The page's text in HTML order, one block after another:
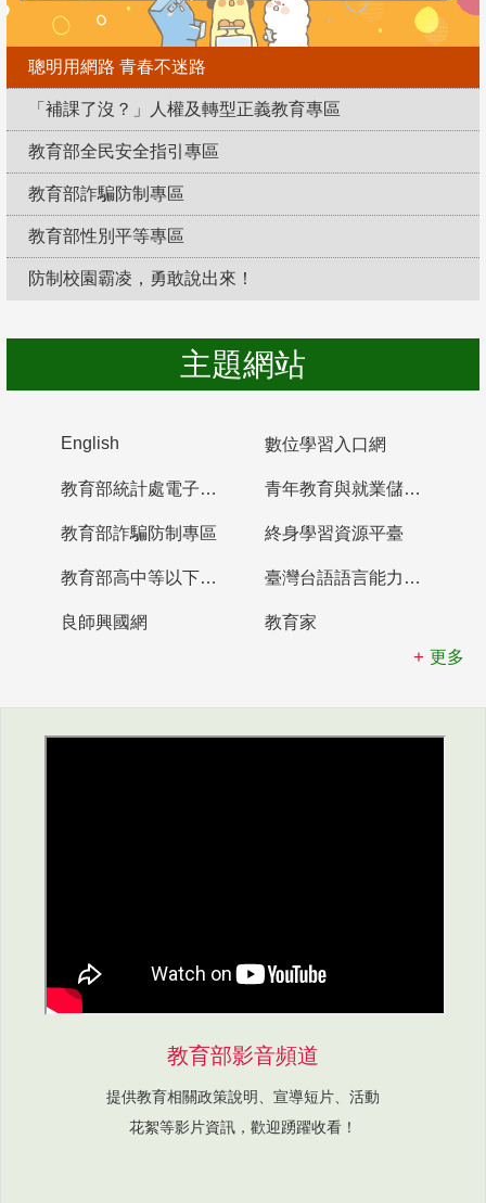
聰明用網路 青春不迷路
「補課了沒？」人權及轉型正義教育專區
教育部全民安全指引專區
教育部詐騙防制專區
教育部性別平等專區
防制校園霸凌，勇敢說出來！
主題網站
English 數位學習入口網
教育部統計處電子書櫃 青年教育與就業儲蓄帳戶
教育部詐騙防制專區 終身學習資源平臺
教育部高中等以下學校及幼兒園教師資格檢定考試 臺灣台語語言能力認證網站
良師興國網
教育家
更多
教育部影音頻道
提供教育相關政策說明、宣導短片、活動
花絮等影片資訊，歡迎踴躍收看！